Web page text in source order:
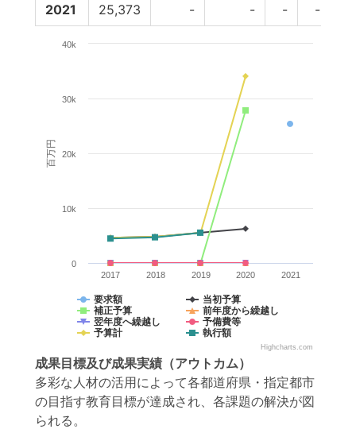
2021 25,373 - - - -
百万円
要求額
当初予算
補正予算
前年度から繰越し
翌年度へ繰越し
予備費等
予算計
執行額
2017 2018 2019 2020 2021
0
10k
20k
30k
40k
Highcharts.com
成果目標及び成果実績 （アウトカム）
多彩な人材の活用によって各都道府県・指定都市
の目指す教育目標が達成され、各課題の解決が図
られる。